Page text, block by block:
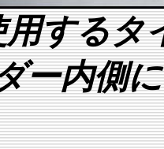
するタ
ー内側